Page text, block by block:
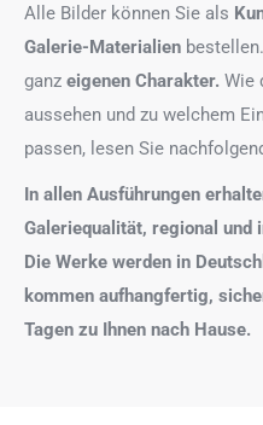
Alle Bilder können Sie als
Galerie-Materialien bestellen.
ganz eigenen Charakter. Wie
aussehen und zu welchem
passen, lesen Sie
In allen Ausführungen
Galeriequalität, regional
Die Werke werden in
kommen aufhangfertig,
Tagen zu Ihnen nach Hause.